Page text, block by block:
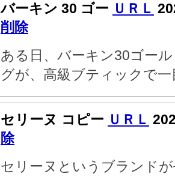
バーキン 30 ゴー ＵＲＬ
削除
ある日、バーキン30ゴー
グが、高級ブティックで
セリーヌ コピー ＵＲＬ
除
セリーヌというブランド